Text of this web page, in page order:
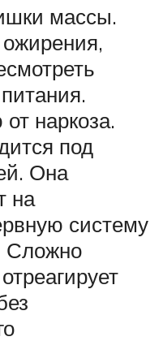
массы.
наркоза.
под
Она
на
систему
Сложно